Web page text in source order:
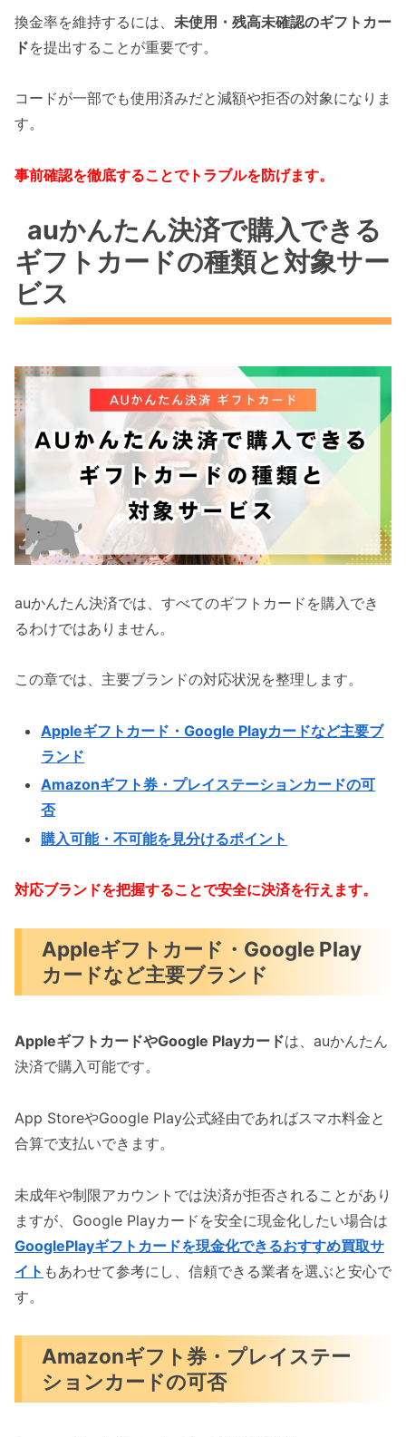
換金率を維持するには、 未使用・残高未確認のギフトカー
ドを提出することが重要です。
コードが一部でも使用済みだと減額や拒否の対象になりま
す。
事前確認を徹底することでトラブルを防げます。
auかんたん決済で購入できる
ギフトカードの種類と対象サー
ビス
auかんたん決済では、すべてのギフトカードを購入でき
るわけではありません。
この章では、主要ブランドの対応状況を整理します。
Appleギフトカード・Google Playカードなど主要ブ
ランド
Amazonギフト券・プレイステーションカードの可
否
購入可能・不可能を見分けるポイント
対応ブランドを把握することで安全に決済を行えます。
Appleギフトカード・Google Play
カードなど主要ブランド
AppleギフトカードやGoogle Playカードは、auかんたん
決済で購入可能です。
App StoreやGoogle Play公式経由であればスマホ料金と
合算で支払いできます。
未成年や制限アカウントでは決済が拒否されることがあり
ますが、Google Playカードを安全に現金化したい場合は
GooglePlayギフトカードを現金化できるおすすめ買取サ
イト もあわせて参考にし、信頼できる業者を選ぶと安心で
す。
Amazonギフト券・プレイステー
ションカードの可否